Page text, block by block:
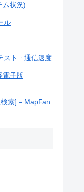
ム状況)
ル
スト・通信速度
電子版
索] – MapFan